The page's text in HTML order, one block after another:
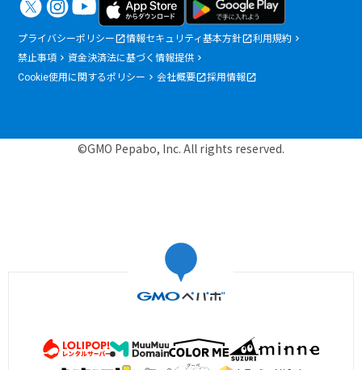
プライバシーポリシー 情報セキュリティ基本方針
利用規約
禁止事項
資金決済法に基づく情報提供
Cookie使用に関するポリシー
会社概要 採用情報
©GMO Pepabo, Inc. All rights reserved.